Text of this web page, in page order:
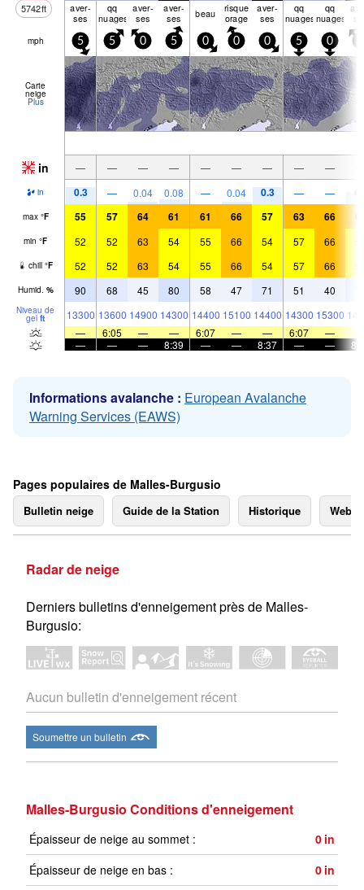
5742ft aver­
ses
qq
nuages
aver­
ses
aver­
ses beau risque
orage
aver­
ses
qq
nuages
qq
nuages
mph 5 5 0 5 0 0 0 5 0
Carte
neige
Plus
in — — — — — — — — —
in 0.3 — 0.04 0.08 — 0.04 0.3 — —
max °F 55 57 64 61 61 66 57 63 66
min °F 52 52 63 54 55 66 54 57 66
chill °F 52 52 63 54 55 66 54 57 66
Humid. % 90 68 45 80 58 47 71 51 40
Niveau de
gel ft 13300 13600 14900 14300 14400 15100 14400 14300 15300
—
6:05 — — 6:07 — — 6:07 —
—
— — 8:39 — — 8:37 — —
Informations avalanche : European Avalanche
Warning Services (EAWS)
Pages populaires de Malles-Burgusio
Bulletin neige Guide de la Station Historique
Radar de neige
Derniers bulletins d'enneigement près de Malles-
Burgusio:
Aucun bulletin d'enneigement récent
Soumettre un bulletin
Malles-Burgusio Conditions d'enneigement
Épaisseur de neige au sommet : 0 in
Épaisseur de neige en bas :
0 in